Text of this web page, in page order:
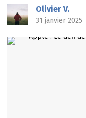
Olivier V.
31 janvier 2025